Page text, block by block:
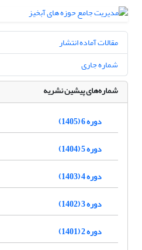
مقالات آماده انتشار
شماره جاری
شماره‌های پیشین نشریه
دوره 6 (1405)
دوره 5 (1404)
دوره 4 (1403)
دوره 3 (1402)
دوره 2 (1401)